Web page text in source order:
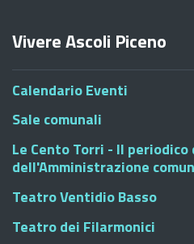
Vivere Ascoli Piceno
Calendario Eventi
Sale comunali
Le Cento Torri - Il
dell'Amministrazione
Teatro Ventidio Basso
Teatro dei Filarmonici